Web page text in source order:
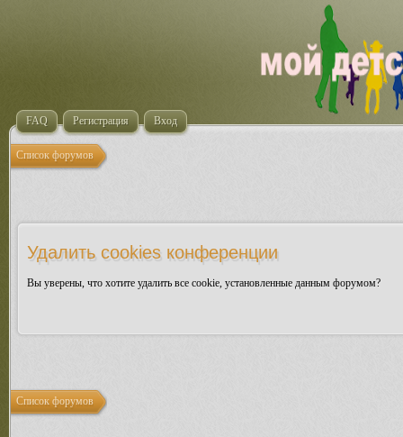
FAQ Регистрация Вход
Список форумов
Удалить cookies конференции
Вы уверены, что хотите удалить все cookie, установленные данным форумом?
Список форумов